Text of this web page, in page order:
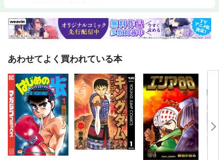
あわせてよく買われている本